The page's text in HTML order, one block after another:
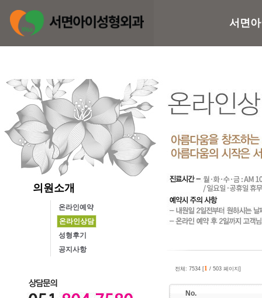
서면
의원소개
온라인예약
온라인상담
성형후기
공지사항
전체: 7534 [1 / 503 페이지]
No.